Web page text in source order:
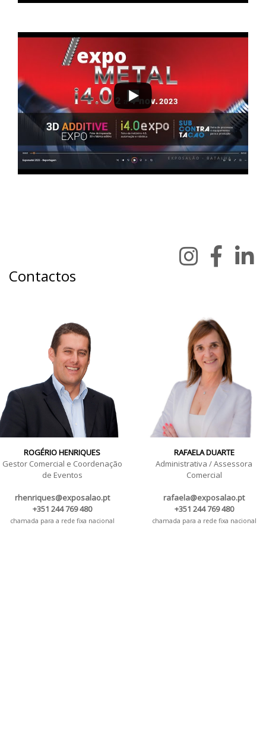
Contactos
ROGÉRIO HENRIQUES
Gestor Comercial e Coordenação
de Eventos
rhenriques@exposalao.pt
+351 244 769 480
chamada para a rede fixa nacional
RAFAELA DUARTE
Administrativa / Assessora
Comercial
rafaela@exposalao.pt
+351 244 769 480
chamada para a rede fixa nacional